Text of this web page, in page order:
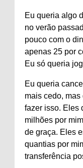
Eu queria algo
no verão
pouco com o
apenas 25 por
Eu só queria
Eu queria
mais cedo,
fazer isso. Eles
milhões por
de graça. Eles
quantias por
transferência